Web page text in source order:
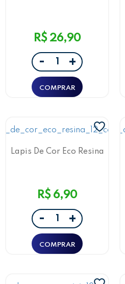
R$ 26,90
- +
Lapis De Cor Eco Resina
R$ 6,90
- +